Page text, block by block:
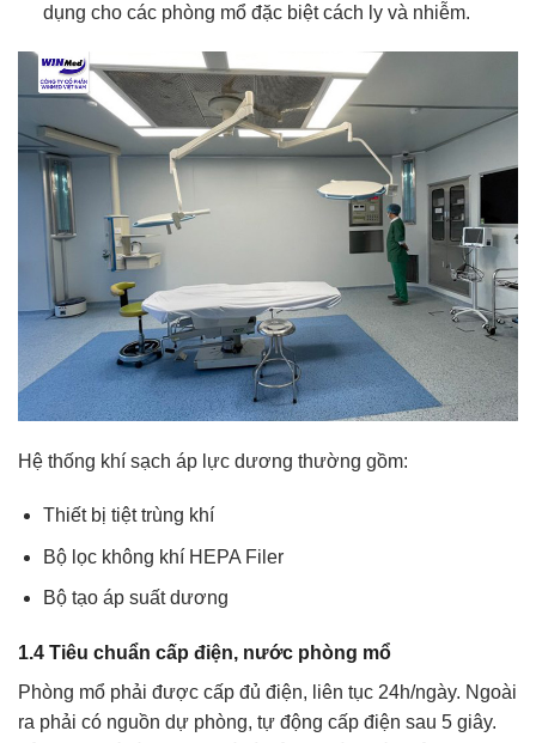
dụng cho các phòng mổ đặc biệt cách ly và nhiễm.
Hệ thống khí sạch áp lực dương thường gồm:
Thiết bị tiệt trùng khí
Bộ lọc không khí HEPA Filer
Bộ tạo áp suất dương
1.4 Tiêu chuẩn cấp điện, nước phòng mổ
Phòng mổ phải được cấp đủ điện, liên tục 24h/ngày. Ngoài
ra phải có nguồn dự phòng, tự động cấp điện sau 5 giây.